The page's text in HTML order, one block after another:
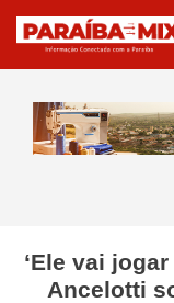
‘Ele vai
Ancelotti